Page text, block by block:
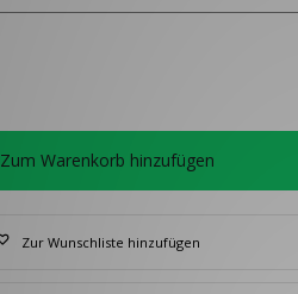
Zum Warenkorb hinzufügen
Zur Wunschliste hinzufügen